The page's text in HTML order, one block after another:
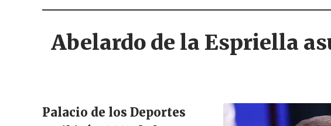
Abelardo de la Espriella
Palacio de los Deportes